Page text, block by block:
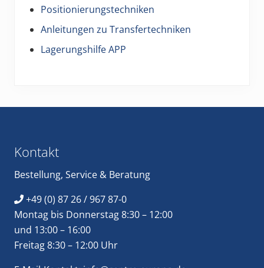
Positionierungstechniken
Anleitungen zu Transfertechniken
Lagerungshilfe APP
Kontakt
Bestellung, Service & Beratung
+49 (0) 87 26 / 967 87-0
Montag bis Donnerstag 8:30 – 12:00
und 13:00 – 16:00
Freitag 8:30 – 12:00 Uhr